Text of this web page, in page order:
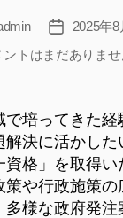
投
稿
日
2025年8
ントはまだありま
培ってきた経
決に活かした
格」を取得い
や行政施策の
多様な政府発